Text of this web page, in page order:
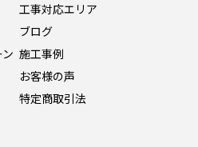
工事対応エリア
ブログ
施工事例
お客様の声
特定商取引法